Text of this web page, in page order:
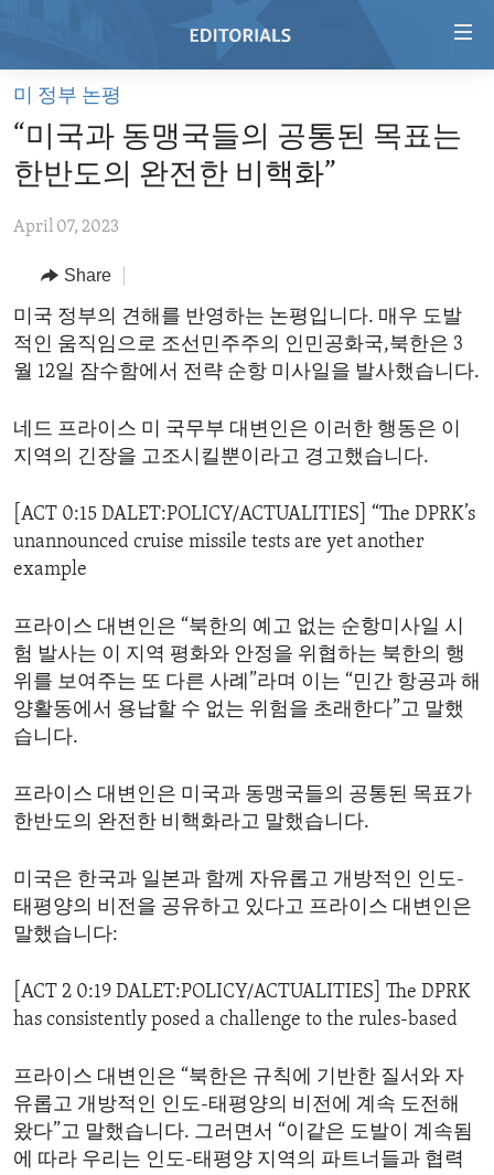
Skip
main
content
to
Navigation
Skip
to
Search
HOME
VIDEO
REGIONS
AFRICA
AMERICAS
ASIA
MIDDLE EAST
TOPICS
HUMAN RIGHTS
SECURITY AND DEFENSE
DEMOCRACY AND GOVERNANCE
ENVIRONMENT AND HEALTH
IDEALS AND INSTITUTIONS
ARCHIVE
ABOUT US
미 정부 논평
“미국과 동맹국들의 공통된 목표는
한반도의 완전한 비핵화”
April 07, 2023
Share
미국 정부의 견해를 반영하는 논평입니다. 매우 도발
적인 움직임으로 조선민주주의 인민공화국,북한은 3
월 12일 잠수함에서 전략 순항 미사일을 발사했습니다.
네드 프라이스 미 국무부 대변인은 이러한 행동은 이
지역의 긴장을 고조시킬뿐이라고 경고했습니다.
[ACT 0:15 DALET:POLICY/ACTUALITIES] “The DPRK’s
unannounced cruise missile tests are yet another
example
프라이스 대변인은 “북한의 예고 없는 순항미사일 시
험 발사는 이 지역 평화와 안정을 위협하는 북한의 행
위를 보여주는 또 다른 사례”라며 이는 “민간 항공과 해
양활동에서 용납할 수 없는 위험을 초래한다”고 말했
습니다.
프라이스 대변인은 미국과 동맹국들의 공통된 목표가
한반도의 완전한 비핵화라고 말했습니다.
미국은 한국과 일본과 함께 자유롭고 개방적인 인도-
태평양의 비전을 공유하고 있다고 프라이스 대변인은
말했습니다:
[ACT 2 0:19 DALET:POLICY/ACTUALITIES] The DPRK
has consistently posed a challenge to the rules-based
프라이스 대변인은 “북한은 규칙에 기반한 질서와 자
유롭고 개방적인 인도-태평양의 비전에 계속 도전해
왔다”고 말했습니다. 그러면서 “이같은 도발이 계속됨
에 따라 우리는 인도-태평양 지역의 파트너들과 협력